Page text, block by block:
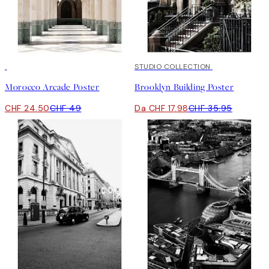
Morocco Arcade Poster
CHF 24.50CHF 49
50%*
STUDIO COLLECTION
Brooklyn Building Poster
Da CHF 17.98CHF 35.95